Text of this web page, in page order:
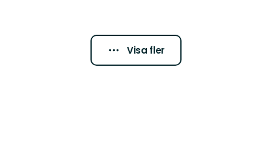
Visa fler